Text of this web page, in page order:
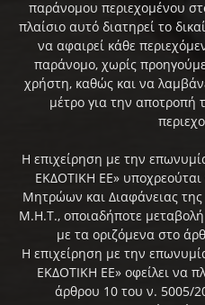
παράνομου περιεχομένου
πλαίσιο αυτό διατηρεί το
να αφαιρεί κάθε
παράνομο, χωρίς
χρήστη, καθώς και να
μέτρο για την αποτροπή
Η επιχείρηση με την
ΕΚΔΟΤΙΚΗ ΕΕ»
Μητρώων και Διαφάνειας
Μ.Η.Τ., οποιαδήποτε
με τα οριζόμενα στο
Η επιχείρηση με την
ΕΚΔΟΤΙΚΗ ΕΕ» οφείλει να
άρθρου 10 του ν. 5005/